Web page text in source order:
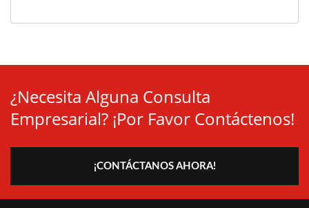
¿Necesita Alguna Consulta
Empresarial? ¡Por Favor Contáctenos!
¡CONTÁCTANOS AHORA!